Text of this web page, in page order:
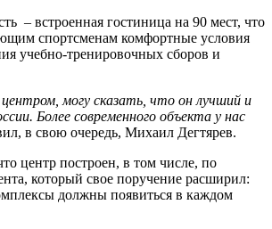
– встроенная гостиница на 90 мест, что
спортсменам комфортные условия
учебно-тренировочных сборов и
могу сказать, что он лучший и
Более современного объекта у нас
в свою очередь, Михаил Дегтярев.
центр построен, в том числе, по
который свое поручение расширил:
должны появиться в каждом